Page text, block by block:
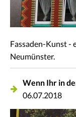
Fassaden-Kunst -
Neumünster.
Wenn Ihr in
06.07.2018